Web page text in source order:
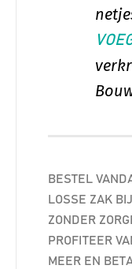
BESTEL
LOSSE ZAK
ZONDER
PROFITEER
MEER EN